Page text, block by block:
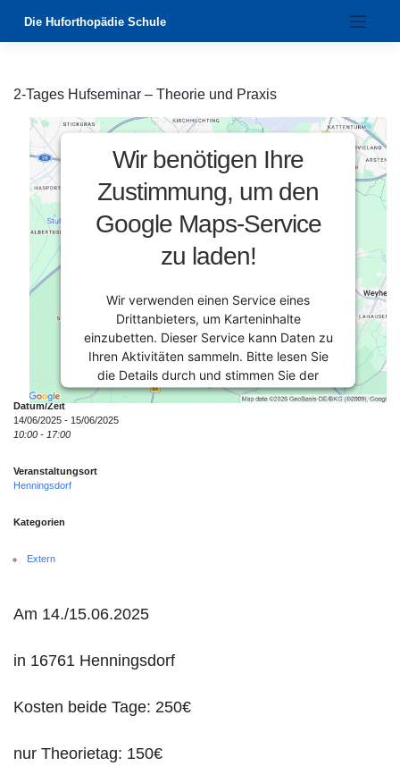
Die Huforthopädie Schule
2-Tages Hufseminar – Theorie und Praxis
Wir benötigen Ihre
Zustimmung, um den
Google Maps-Service
zu laden!
Wir verwenden einen Service eines
Drittanbieters, um Karteninhalte
einzubetten. Dieser Service kann Daten zu
Ihren Aktivitäten sammeln. Bitte lesen Sie
die Details durch und stimmen Sie der
Nutzung des Service zu, um diese Karte
Datum/Zeit
14/06/2025 - 15/06/2025
10:00 - 17:00
Veranstaltungsort
Henningsdorf
Kategorien
Extern
Am 14./15.06.2025
in 16761 Henningsdorf
Kosten beide Tage: 250€
nur Theorietag: 150€